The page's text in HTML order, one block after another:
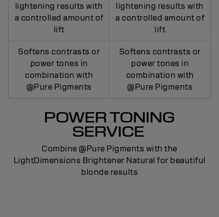
lightening results with
a controlled amount of
lift
lightening results with
a controlled amount of
lift
Softens contrasts or
power tones in
combination with
@Pure Pigments
Softens contrasts or
power tones in
combination with
@Pure Pigments
POWER TONING
SERVICE
Combine @Pure Pigments with the
LightDimensions Brightener Natural for beautiful
blonde results